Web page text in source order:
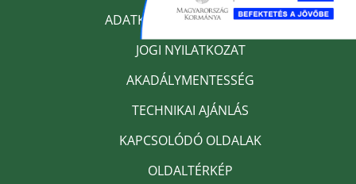
ADATKEZELÉSI TÁJÉKOZTATÓ
JOGI NYILATKOZAT
AKADÁLYMENTESSÉG
TECHNIKAI AJÁNLÁS
KAPCSOLÓDÓ OLDALAK
OLDALTÉRKÉP